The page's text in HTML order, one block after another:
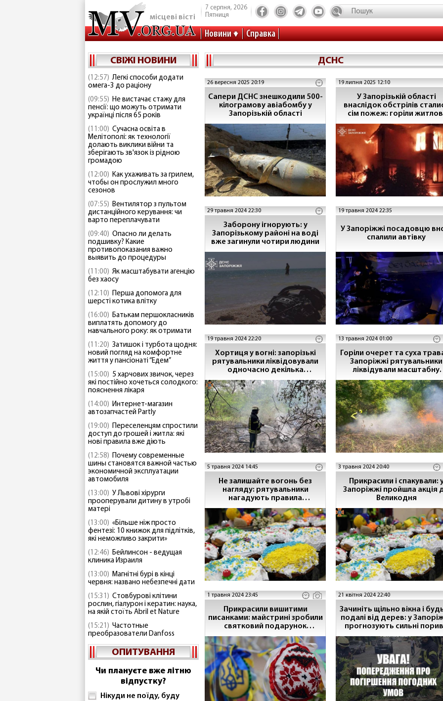
місцеві вісті
7 серпня, 2026
Пятниця
Новини Справка
СВІЖІ НОВИНИ
(12:57) Легкі способи додати
омега-3 до раціону
(09:55) Не вистачає стажу для
пенсії: що можуть отримати
українці після 65 років
(11:00) Сучасна освіта в
Мелітополі: як технології
долають виклики війни та
зберігають зв'язок із рідною
громадою
(12:00) Как ухаживать за грилем,
чтобы он прослужил много
сезонов
(07:55) Вентилятор з пультом
дистанційного керування: чи
варто переплачувати
(09:40) Опасно ли делать
подшивку? Какие
противопоказания важно
выявить до процедуры
(11:00) Як масштабувати агенцію
без хаосу
(12:10) Перша допомога для
шерсті котика влітку
(16:00) Батькам першокласників
виплатять допомогу до
навчального року: як отримати
(11:20) Затишок і турбота щодня:
новий погляд на комфортне
життя у пансіонаті “Едем”
(15:00) 5 харчових звичок, через
які постійно хочеться солодкого:
пояснення лікаря
(14:00) Интернет-магазин
автозапчастей Partly
(19:00) Переселенцям спростили
доступ до грошей і житла: які
нові правила вже діють
(12:58) Почему современные
шины становятся важной частью
экономичной эксплуатации
автомобиля
(13:00) У Львові хірурги
прооперували дитину в утробі
матері
(13:00) «Більше ніж просто
фентезі: 10 книжок для підлітків,
які неможливо закрити»
(12:46) Бейлинсон - ведущая
клиника Израиля
(13:00) Магнітні бурі в кінці
червня: названо небезпечні дати
(15:31) Стовбурові клітини
рослин, гіалурон і кератин: наука,
на якій стоїть Abril et Nature
(15:21) Частотные
преобразователи Danfoss
ОПИТУВАННЯ
Чи плануєте вже літню
відпустку?
Нікуди не поїду, буду
ДСНС
26 вересня 2025 20:19
Сапери ДСНС знешкодили 500-
кілограмову авіабомбу у
Запорізькій області
19 липня 2025 12:10
У Запорізькій області
внаслідок обстрілів
сім пожеж: горіли
будинки та господарські
споруди
29 травня 2024 22:30
Заборону ігнорують: у
Запорізькому районі на воді
вже загинули чотири людини
19 травня 2024 22:35
У Запоріжжі посадовцю
спалили автівку
19 травня 2024 22:20
Хортиця у вогні: запорізькі
рятувальники ліквідовували
одночасно декілька
осередків загоряння
13 травня 2024 01:00
Горіли очерет та суха
Запоріжжі рятувальники
ліквідували масштабну
пожежу на відкритій
території
5 травня 2024 14:45
Не залишайте вогонь без
нагляду: рятувальники
нагадують правила
безпечного святкування
3 травня 2024 20:40
Прикрасили і спакували:
Запоріжжі пройшла акція до
Великодня
1 травня 2024 23:45
Прикрасили вишитими
писанками: майстрині зробили
святковий подарунок
запорізьким героям без зброї
21 квітня 2024 22:40
Зачиніть щільно вікна і будьте
подалі від дерев: у
прогнозують сильні
вітру